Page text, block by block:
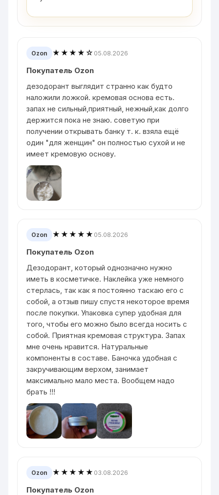
Ozon ★★★★☆ 05.08.2026
Покупатель Ozon
дезодорант выглядит странно как будто
наложили ложкой. кремовая основа есть.
запах не сильный,приятный, нежный,как долго
держится пока не знаю. советую при
получении открывать банку т. к. взяла ещё
один "для женщин" он полностью сухой и не
имеет кремовую основу.
Ozon ★★★★★ 05.08.2026
Покупатель Ozon
Дезодорант, который однозначно нужно
иметь в косметичке. Наклейка уже немного
стерлась, так как я постоянно таскаю его с
собой, а отзыв пишу спустя некоторое время
после покупки. Упаковка супер удобная для
того, чтобы его можно было всегда носить с
собой. Приятная кремовая структура. Запах
мне очень нравится. Натуральные
компоненты в составе. Баночка удобная с
закручивающим верхом, занимает
максимально мало места. Вообщем надо
брать !!!
Ozon ★★★★★ 03.08.2026
Покупатель Ozon